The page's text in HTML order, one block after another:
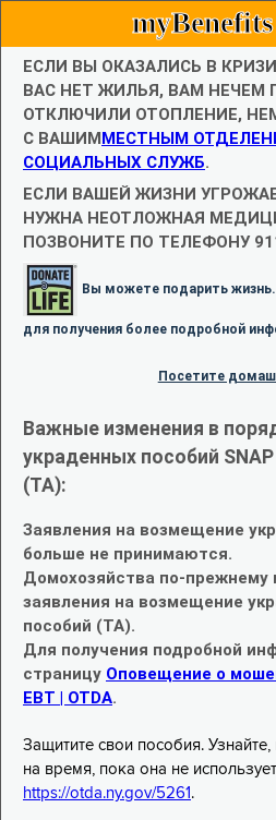
ЕСЛИ ВЫ ОКАЗАЛИСЬ В
ВАС НЕТ ЖИЛЬЯ, ВАМ НЕЧЕМ
ОТКЛЮЧИЛИ ОТОПЛЕНИЕ,
С ВАШИММЕСТНЫМ
СОЦИАЛЬНЫХ СЛУЖБ.
ЕСЛИ ВАШЕЙ ЖИЗНИ
НУЖНА НЕОТЛОЖНАЯ
ПОЗВОНИТЕ ПО ТЕЛЕФОНУ
Вы можете подарить
для получения более подробной
Посетите
Важные изменения в
украденных пособий
(TA):
Заявления на возмещение
больше не принимаются.
Домохозяйства по-прежнему
заявления на возмещение
пособий (TA).
Для получения подробной
страницу Оповещение о
EBT | OTDA.
Защитите свои пособия. Узнайте,
на время, пока она не
https://otda.ny.gov/5261 .